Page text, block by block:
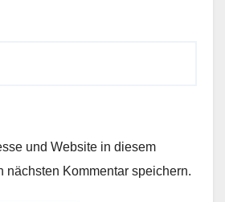
und Website in diesem
nächsten Kommentar speichern.